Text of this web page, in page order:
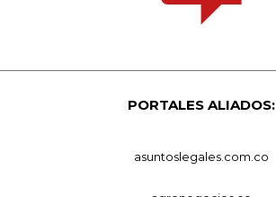
PORTALES ALIADOS:
asuntoslegales.com.co